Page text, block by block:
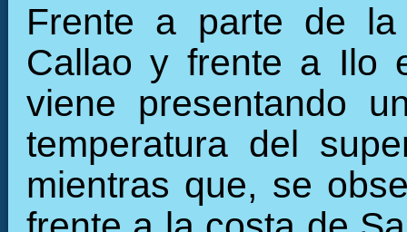
Frente a parte de
Callao y frente a Ilo
viene presentando
temperatura del
mientras que, se